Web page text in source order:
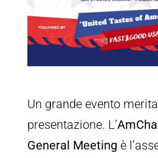
Un grande evento
presentazione. L’
General Meeting è